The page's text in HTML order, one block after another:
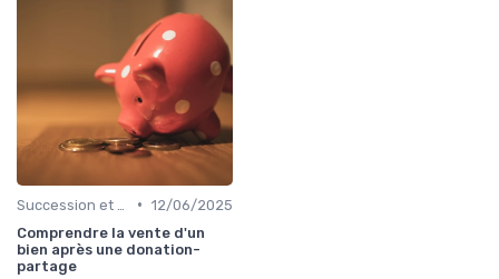
• 12/06/2025
Comprendre la vente d'un
bien après une donation-
partage